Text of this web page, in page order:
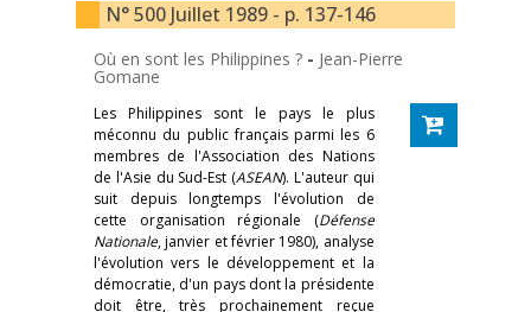
N° 500 Juillet 1989 - p. 137-146
Où en sont les Philippines ? - Jean-Pierre
Gomane
Les Philippines sont le pays le plus
méconnu du public français parmi les 6
membres de l'Association des Nations
de l'Asie du Sud-Est (ASEAN). L'auteur qui
suit depuis longtemps l'évolution de
cette organisation régionale (Défense
Nationale, janvier et février 1980), analyse
l'évolution vers le développement et la
démocratie, d'un pays dont la présidente
doit être, très prochainement reçue